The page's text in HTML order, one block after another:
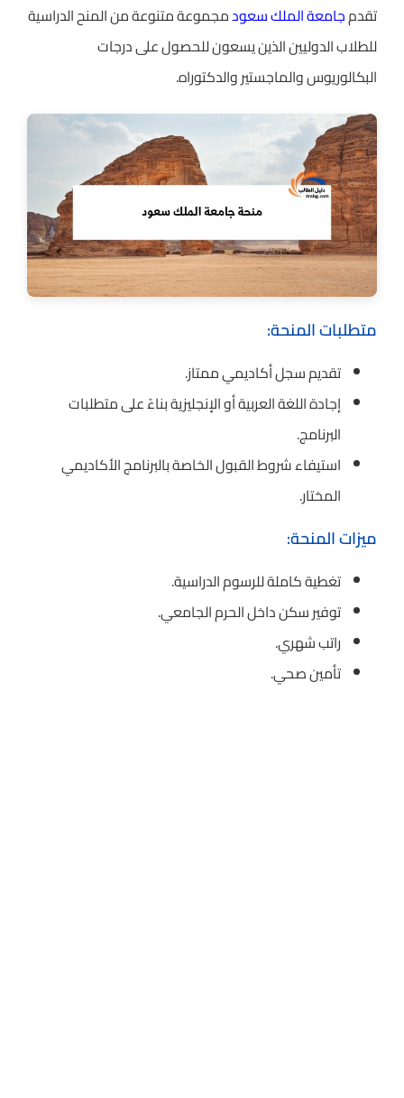
تقدمجامعة الملك سعودمجموعة متنوعة من المنح الدراسية
للطلاب الدوليين الذين يسعون للحصول على درجات
البكالوريوس والماجستير والدكتوراه.
متطلبات المنحة:
تقديم سجل أكاديمي ممتاز.
إجادة اللغة العربية أو الإنجليزية بناءً على متطلبات
البرنامج.
استيفاء شروط القبول الخاصة بالبرنامج الأكاديمي
المختار.
ميزات المنحة:
تغطية كاملة للرسوم الدراسية.
توفير سكن داخل الحرم الجامعي.
راتب شهري.
تأمين صحي.